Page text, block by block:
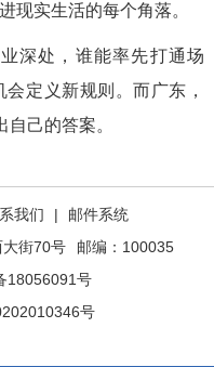
现实生活的每个角落。
深处，谁能率先打通场
定义新规则。而广东，
自己的答案。
我们 |
邮件系统
街70号
邮编：100035
18056091号
号